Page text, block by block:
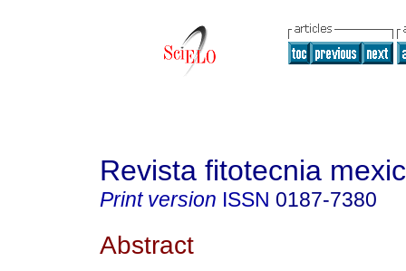
Revista fitotecnia
Print version ISSN 0187-7380
Abstract